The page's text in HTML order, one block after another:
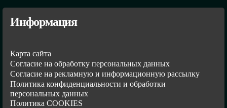
Информация
Карта сайта
Согласие на обработку персональных данных
Согласие на рекламную и информационную рассылку
Политика конфиденциальности и обработки
персональных данных
Политика COOKIES